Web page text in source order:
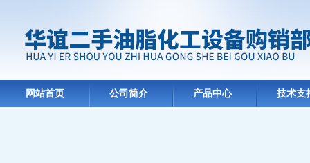
网站首页 公司简介 产品中心 技术支